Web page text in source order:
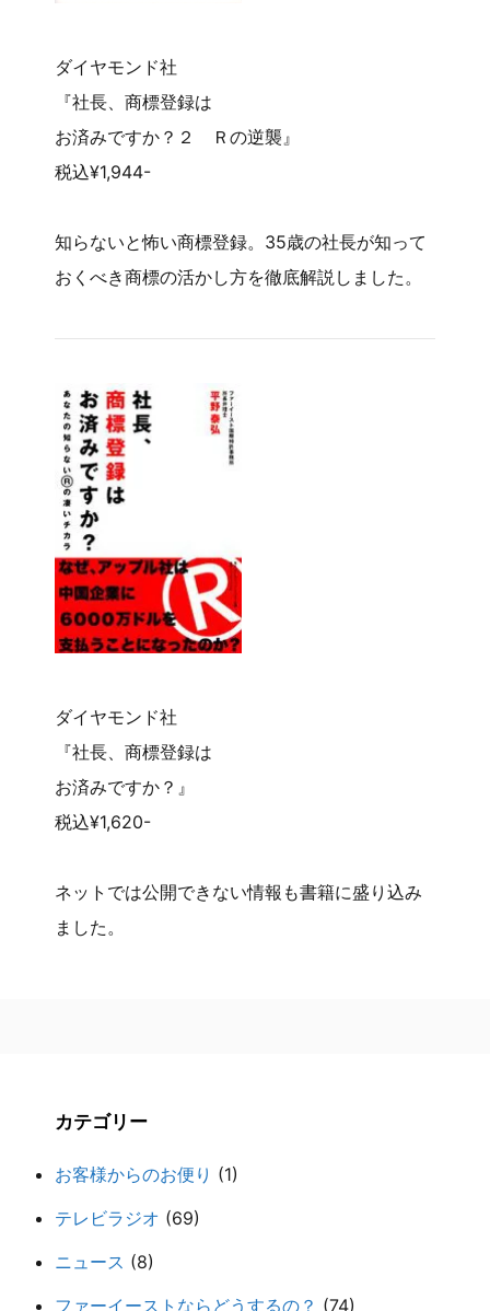
ダイヤモンド社
『社長、商標登録は
お済みですか？２ Ｒの逆襲』
税込¥1,944-
知らないと怖い商標登録。35歳の社長が知って
おくべき商標の活かし方を徹底解説しました。
ダイヤモンド社
『社長、商標登録は
お済みですか？』
税込¥1,620-
ネットでは公開できない情報も書籍に盛り込み
ました。
カテゴリー
お客様からのお便り (1)
テレビラジオ (69)
ニュース (8)
ファーイーストならどうするの？ (74)